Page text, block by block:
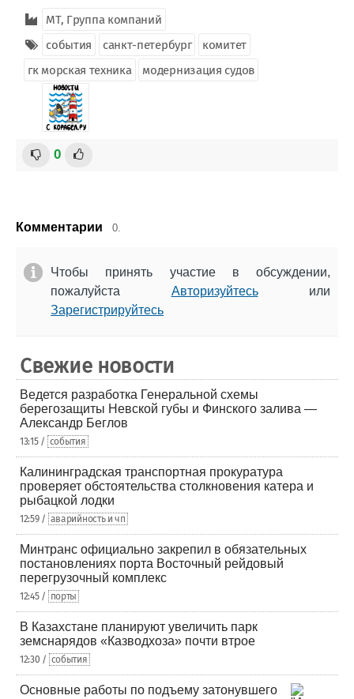
МТ, Группа компаний
события
санкт-петербург
комитет
гк морская техника
модернизация судов
0
Комментарии 0.
Чтобы принять участие в обсуждении,
пожалуйста Авторизуйтесьили
Зарегистрируйтесь
Свежие новости
Ведется разработка Генеральной схемы
берегозащиты Невской губы и Финского залива —
Александр Беглов
13:15 / события
Калининградская транспортная прокуратура
проверяет обстоятельства столкновения катера и
рыбацкой лодки
12:59 / аварийность и чп
Минтранс официально закрепил в обязательных
постановлениях порта Восточный рейдовый
перегрузочный комплекс
12:45 / порты
В Казахстане планируют увеличить парк
земснарядов «Казводхоза» почти втрое
12:30 / события
Основные работы по подъему затонувшего